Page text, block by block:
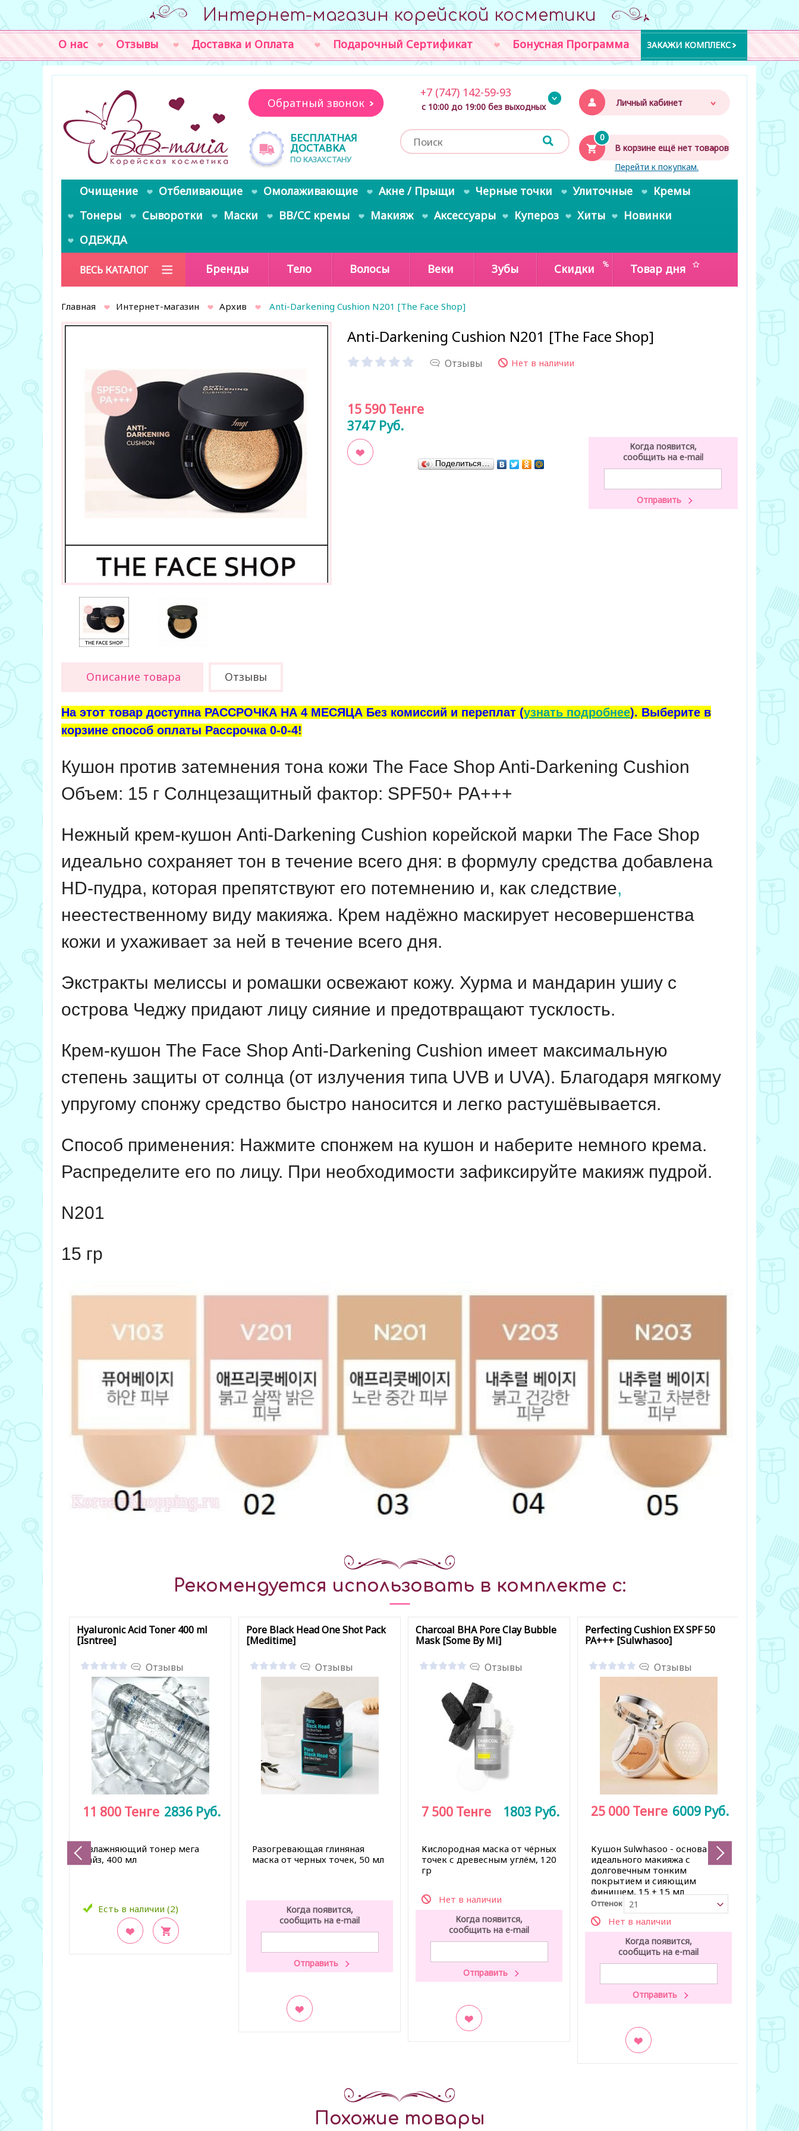
Интернет-магазин корейской косметики
О нас Отзывы Доставка и Оплата Подарочный Сертификат Бонусная Программа ЗАКАЖИ КОМПЛЕКС
Личный кабинет
0
В корзине ещё нет товаров
Перейти к покупкам.
Обратный звонок
БЕСПЛАТНАЯ
ДОСТАВКА
ПО КАЗАХСТАНУ
+7 (747) 142-59-93
с 10:00 до 19:00 без выходных
Очищение Отбеливающие Омолаживающие Акне / Прыщи Черные точки Улиточные
Кремы
Тонеры
Сыворотки Маски BB/CC кремы Макияж Аксессуары Купероз Хиты
Новинки
ОДЕЖДА
ВЕСЬ КАТАЛОГ Бренды Тело Волосы Веки Зубы Скидки Товар дня
Главная Интернет-магазин Архив Anti-Darkening Cushion N201 [The Face Shop]
Anti-Darkening Cushion N201 [The Face Shop]
Отзывы Нет в наличии
15 590 Тенге
3747 Руб.
В закладки
Когда появится,
сообщить на e-mail
Поделиться…
Описание товара Отзывы
На этот товар доступна РАССРОЧКА НА 4 МЕСЯЦА Без комиссий и переплат (узнать подробнее). Выберите в
корзине способ оплаты Рассрочка 0-0-4!
Кушон против затемнения тона кожи The Face Shop Anti-Darkening Cushion
Объем: 15 г Солнцезащитный фактор: SPF50+ PA+++
Нежный крем-кушон Anti-Darkening Cushion корейской марки The Face Shop
идеально сохраняет тон в течение всего дня: в формулу средства добавлена
HD-пудра, которая препятствуют его потемнению и, как следствие,
неестественному виду макияжа. Крем надёжно маскирует несовершенства
кожи и ухаживает за ней в течение всего дня.
Экстракты мелиссы и ромашки освежают кожу. Хурма и мандарин ушиу с
острова Чеджу придают лицу сияние и предотвращают тусклость.
Крем-кушон The Face Shop Anti-Darkening Cushion имеет максимальную
степень защиты от солнца (от излучения типа UVB и UVA). Благодаря мягкому
упругому спонжу средство быстро наносится и легко растушёвывается.
Способ применения: Нажмите спонжем на кушон и наберите немного крема.
Распределите его по лицу. При необходимости зафиксируйте макияж пудрой.
N201
15 гр
Рекомендуется использовать в комплекте с:
Hyaluronic Acid Toner 400 ml
[Isntree]
Отзывы
Увлажняющий тонер мега
сайз, 400 мл
Есть в наличии (2)
11 800 Тенге 2836 Руб.
Pore Black Head One Shot Pack
[Meditime]
Отзывы
Разогревающая глиняная
маска от черных точек, 50 мл
Когда появится,
сообщить на e-mail
Charcoal BHA Pore Clay Bubble
Mask [Some By Mi]
Отзывы
Кислородная маска от чёрных
точек с древесным углём, 120
гр
Нет в наличии
7 500 Тенге 1803 Руб.
Когда появится,
сообщить на e-mail
Perfecting Cushion EX SPF 50
PA+++ [Sulwhasoo]
Отзывы
Кушон Sulwhasoo - основа для
идеального макияжа с
долговечным тонким
покрытием и сияющим
финишем, 15 + 15 мл
Оттенок 21
Нет в наличии
25 000 Тенге 6009 Руб.
Когда появится,
сообщить на e-mail
Похожие товары